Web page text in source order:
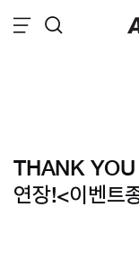
THANK YOU
연장!<이벤트